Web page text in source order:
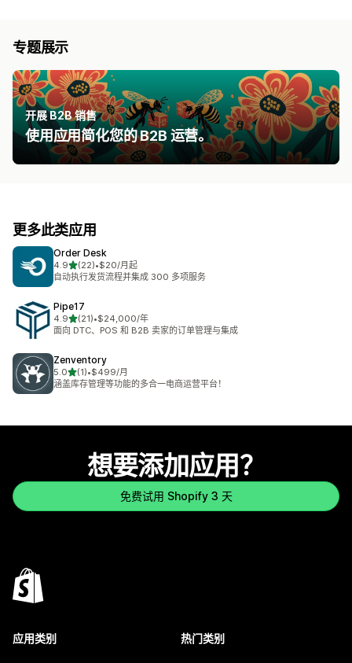
专题展示
开展 B2B 销售
使用应用简化您的 B2B 运营。
更多此类应用
Order Desk
4.9星（满分 5 星）
(22)
总共 22 条评论
•$20/月起
自动执行发货流程并集成 300 多项服务
Pipe17
4.9星（满分 5 星）
(21)
总共 21 条评论
•$24,000/年
面向 DTC、POS 和 B2B 卖家的订单管理与集成
Zenventory
5.0星（满分 5 星）
(1)
总共 1 条评论
•$499/月
涵盖库存管理等功能的多合一电商运营平台！
想要添加应用？
免费试用 Shopify 3 天
应用类别 热门类别